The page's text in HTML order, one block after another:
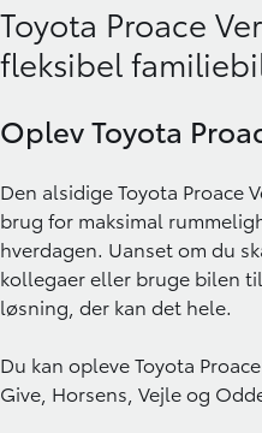
Toyota Proace
fleksibel
Oplev Toyota
Den alsidigeToyota Proace
brug for maksimal
hverdagen. Uanset om du
kollegaer eller bruge bilen
løsning, der kan det hele.
Du kan opleve Toyota
Give Horsens Vejleog